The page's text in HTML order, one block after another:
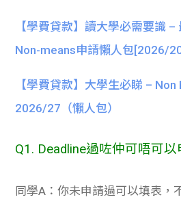
【學費貸款】讀大學必需要識
Non-means申請懶人包[2026/
【學費貸款】大學生必睇 – Non
2026/27 （懶人包）
Q1. Deadline過咗仲可唔可以
同學A：你未申請過可以填表，